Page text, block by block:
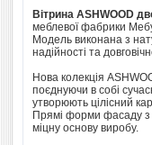
Вітрина ASHWOOD
меблевої фабрики
Модель виконана з
надійності та
Нова колекція
поєднуючи в собі
утворюють цілісний
Прямі форми фасаду
міцну основу виробу.